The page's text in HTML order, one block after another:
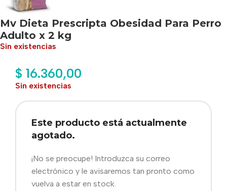
Mv Dieta Prescripta Obesidad Para Perro
Adulto x 2 kg
Sin existencias
$ 16.360,00
Sin existencias
Este producto está actualmente
agotado.
¡No se preocupe! Introduzca su correo
electrónico y le avisaremos tan pronto como
vuelva a estar en stock.